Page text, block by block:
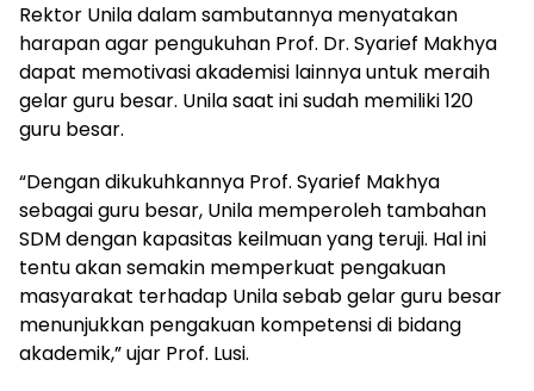
Rektor Unila dalam sambutannya menyatakan
harapan agar pengukuhan Prof. Dr. Syarief Makhya
dapat memotivasi akademisi lainnya untuk meraih
gelar guru besar. Unila saat ini sudah memiliki 120
guru besar.
“Dengan dikukuhkannya Prof. Syarief Makhya
sebagai guru besar, Unila memperoleh tambahan
SDM dengan kapasitas keilmuan yang teruji. Hal ini
tentu akan semakin memperkuat pengakuan
masyarakat terhadap Unila sebab gelar guru besar
menunjukkan pengakuan kompetensi di bidang
akademik,” ujar Prof. Lusi.